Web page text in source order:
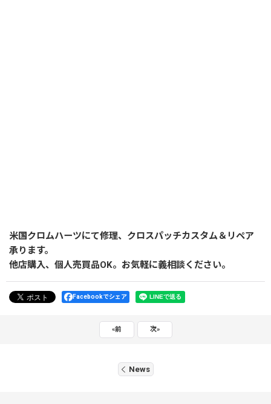
米国クロムハーツにて修理、クロスパッチカスタム＆リペア
承ります。
他店購入、個人売買品OK。お気軽に義相談ください。
Facebookでシェア
«前 次»
News